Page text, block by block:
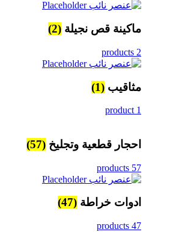
ماكينة قص نجيلة (2)
2 products
مثاقيب (1)
1 product
احجار قطعية وتجليخ (57)
57 products
ادوات خراطة (47)
47 products